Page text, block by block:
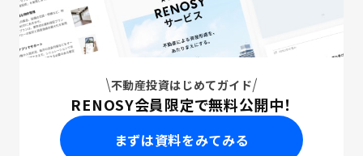
不動産投資はじめてガイド
RENOSY会員限定で無料公開中！
まずは資料をみてみる